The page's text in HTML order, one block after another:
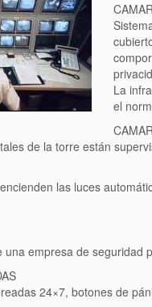
La
el
de la torre están
las luces
una empresa de seguridad
24×7, botones de